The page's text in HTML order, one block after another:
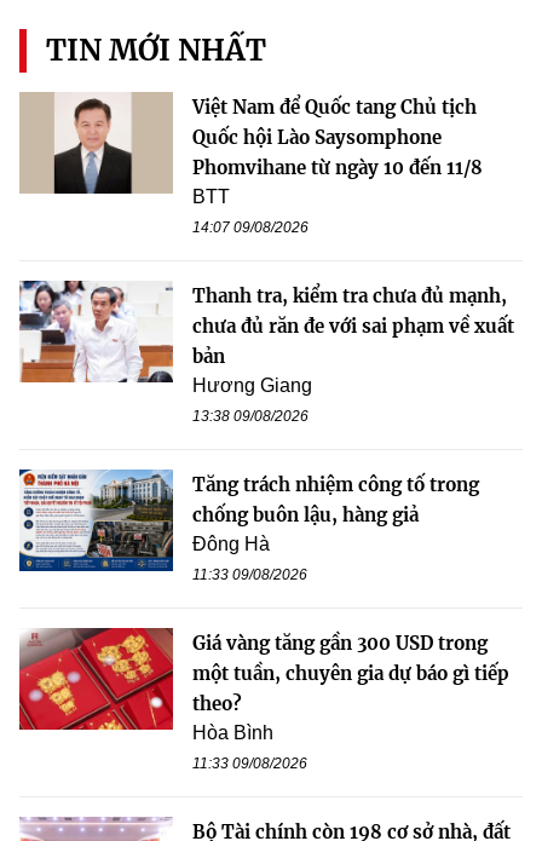
TIN MỚI NHẤT
Việt Nam để Quốc tang Chủ tịch
Quốc hội Lào Saysomphone
Phomvihane từ ngày 10 đến 11/8
BTT
14:07 09/08/2026
Thanh tra, kiểm tra chưa đủ mạnh,
chưa đủ răn đe với sai phạm về xuất
bản
Hương Giang
13:38 09/08/2026
Tăng trách nhiệm công tố trong
chống buôn lậu, hàng giả
Đông Hà
11:33 09/08/2026
Giá vàng tăng gần 300 USD trong
một tuần, chuyên gia dự báo gì tiếp
theo?
Hòa Bình
11:33 09/08/2026
Bộ Tài chính còn 198 cơ sở nhà, đất